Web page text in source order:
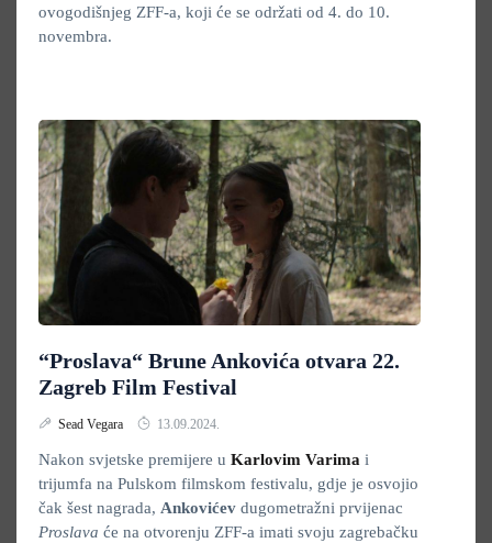
ovogodišnjeg ZFF-a, koji će se održati od 4. do 10.
novembra.
“Proslava“ Brune Ankovića otvara 22.
Zagreb Film Festival
Sead Vegara 13.09.2024.
Nakon svjetske premijere u Karlovim Varima i
trijumfa na Pulskom filmskom festivalu, gdje je osvojio
čak šest nagrada, Ankovićev dugometražni prvijenac
Proslava će na otvorenju ZFF-a imati svoju zagrebačku